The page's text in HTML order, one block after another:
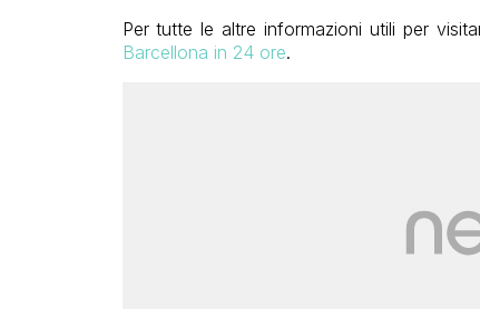
Per tutte le altre informazioni utili per
Barcellona in 24 ore.